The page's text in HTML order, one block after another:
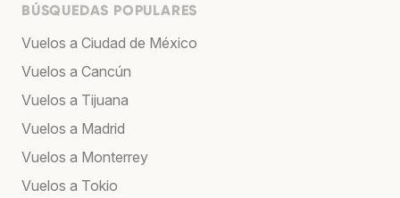
BÚSQUEDAS POPULARES
Vuelos a Ciudad de México
Vuelos a Cancún
Vuelos a Tijuana
Vuelos a Madrid
Vuelos a Monterrey
Vuelos a Tokio